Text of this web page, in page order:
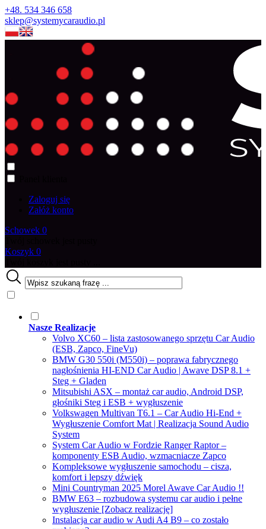
+48. 534 346 658
sklep@systemycaraudio.pl
Zaloguj się
Załóż konto
Schowek 0
Koszyk 0
Nasze Realizacje
Volvo XC60 – lista zastosowanego sprzętu Car Audio
(ESB, Zapco, FineVu)
BMW G30 550i (M550i) – poprawa fabrycznego
nagłośnienia HI-END Car Audio | Awave DSP 8.1 +
Steg + Gladen
Mitsubishi ASX – montaż car audio, Android DSP,
głośniki Steg i ESB + wygłuszenie
Volkswagen Multivan T6.1 – Car Audio Hi-End +
Wygłuszenie Comfort Mat | Realizacja Sound Audio
System
System Car Audio w Fordzie Ranger Raptor –
komponenty ESB Audio, wzmacniacze Zapco
Kompleksowe wygłuszenie samochodu – cisza,
komfort i lepszy dźwięk
Mini Countryman 2025 Morel Awave Car Audio !!
BMW E63 – rozbudowa systemu car audio i pełne
wygłuszenie [Zobacz realizację]
Instalacja car audio w Audi A4 B9 – co zostało